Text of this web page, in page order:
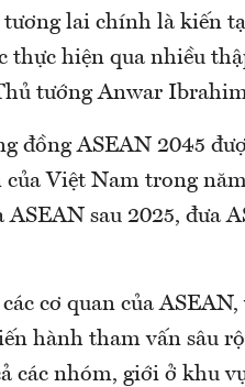
lai chính là kiến
hiện qua nhiều
tướng Anwar
đồng ASEAN 2045
của Việt Nam trong
sau 2025, đưa
cơ quan của
hành tham vấn sâu
các nhóm, giới ở khu